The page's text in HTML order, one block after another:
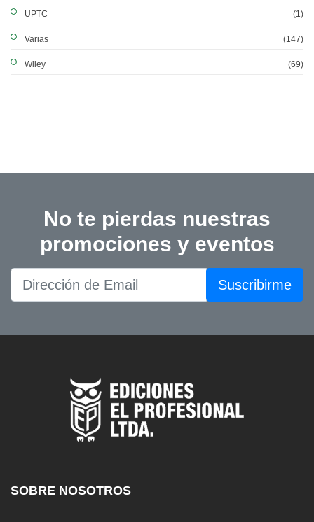
UPTC (1)
Varias (147)
Wiley (69)
No te pierdas nuestras
promociones y eventos
Suscribirme
SOBRE NOSOTROS